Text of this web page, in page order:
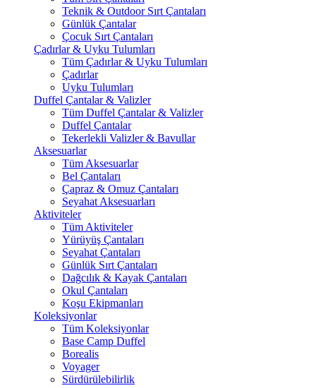
Teknik & Outdoor Sırt Çantaları
Günlük Çantalar
Çocuk Sırt Çantaları
Çadırlar & Uyku Tulumları
Tüm Çadırlar & Uyku Tulumları
Çadırlar
Uyku Tulumları
Duffel Çantalar & Valizler
Tüm Duffel Çantalar & Valizler
Duffel Çantalar
Tekerlekli Valizler & Bavullar
Aksesuarlar
Tüm Aksesuarlar
Bel Çantaları
Çapraz & Omuz Çantaları
Seyahat Aksesuarları
Aktiviteler
Tüm Aktiviteler
Yürüyüş Çantaları
Seyahat Çantaları
Günlük Sırt Çantaları
Dağcılık & Kayak Çantaları
Okul Çantaları
Koşu Ekipmanları
Koleksiyonlar
Tüm Koleksiyonlar
Base Camp Duffel
Borealis
Voyager
Sürdürülebilirlik